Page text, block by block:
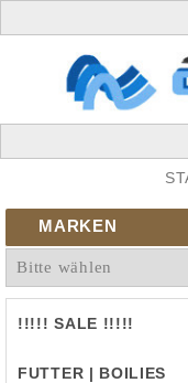
MARKEN
!!!!! SALE !!!!!
FUTTER | BOILIES